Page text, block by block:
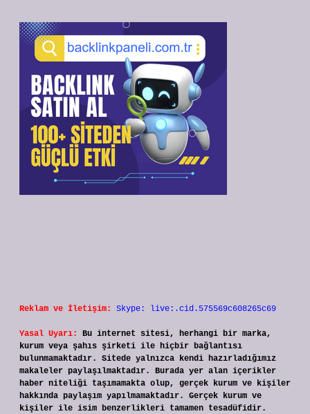
Reklam ve İletişim: Skype: live:.cid.575569c608265c69
Yasal Uyarı:
Bu internet sitesi, herhangi bir marka,
kurum veya şahıs şirketi ile hiçbir bağlantısı
bulunmamaktadır. Sitede yalnızca kendi hazırladığımız
makaleler paylaşılmaktadır. Burada yer alan içerikler
haber niteliği taşımamakta olup, gerçek kurum ve kişiler
hakkında paylaşım yapılmamaktadır. Gerçek kurum ve
kişiler ile isim benzerlikleri tamamen tesadüfidir.